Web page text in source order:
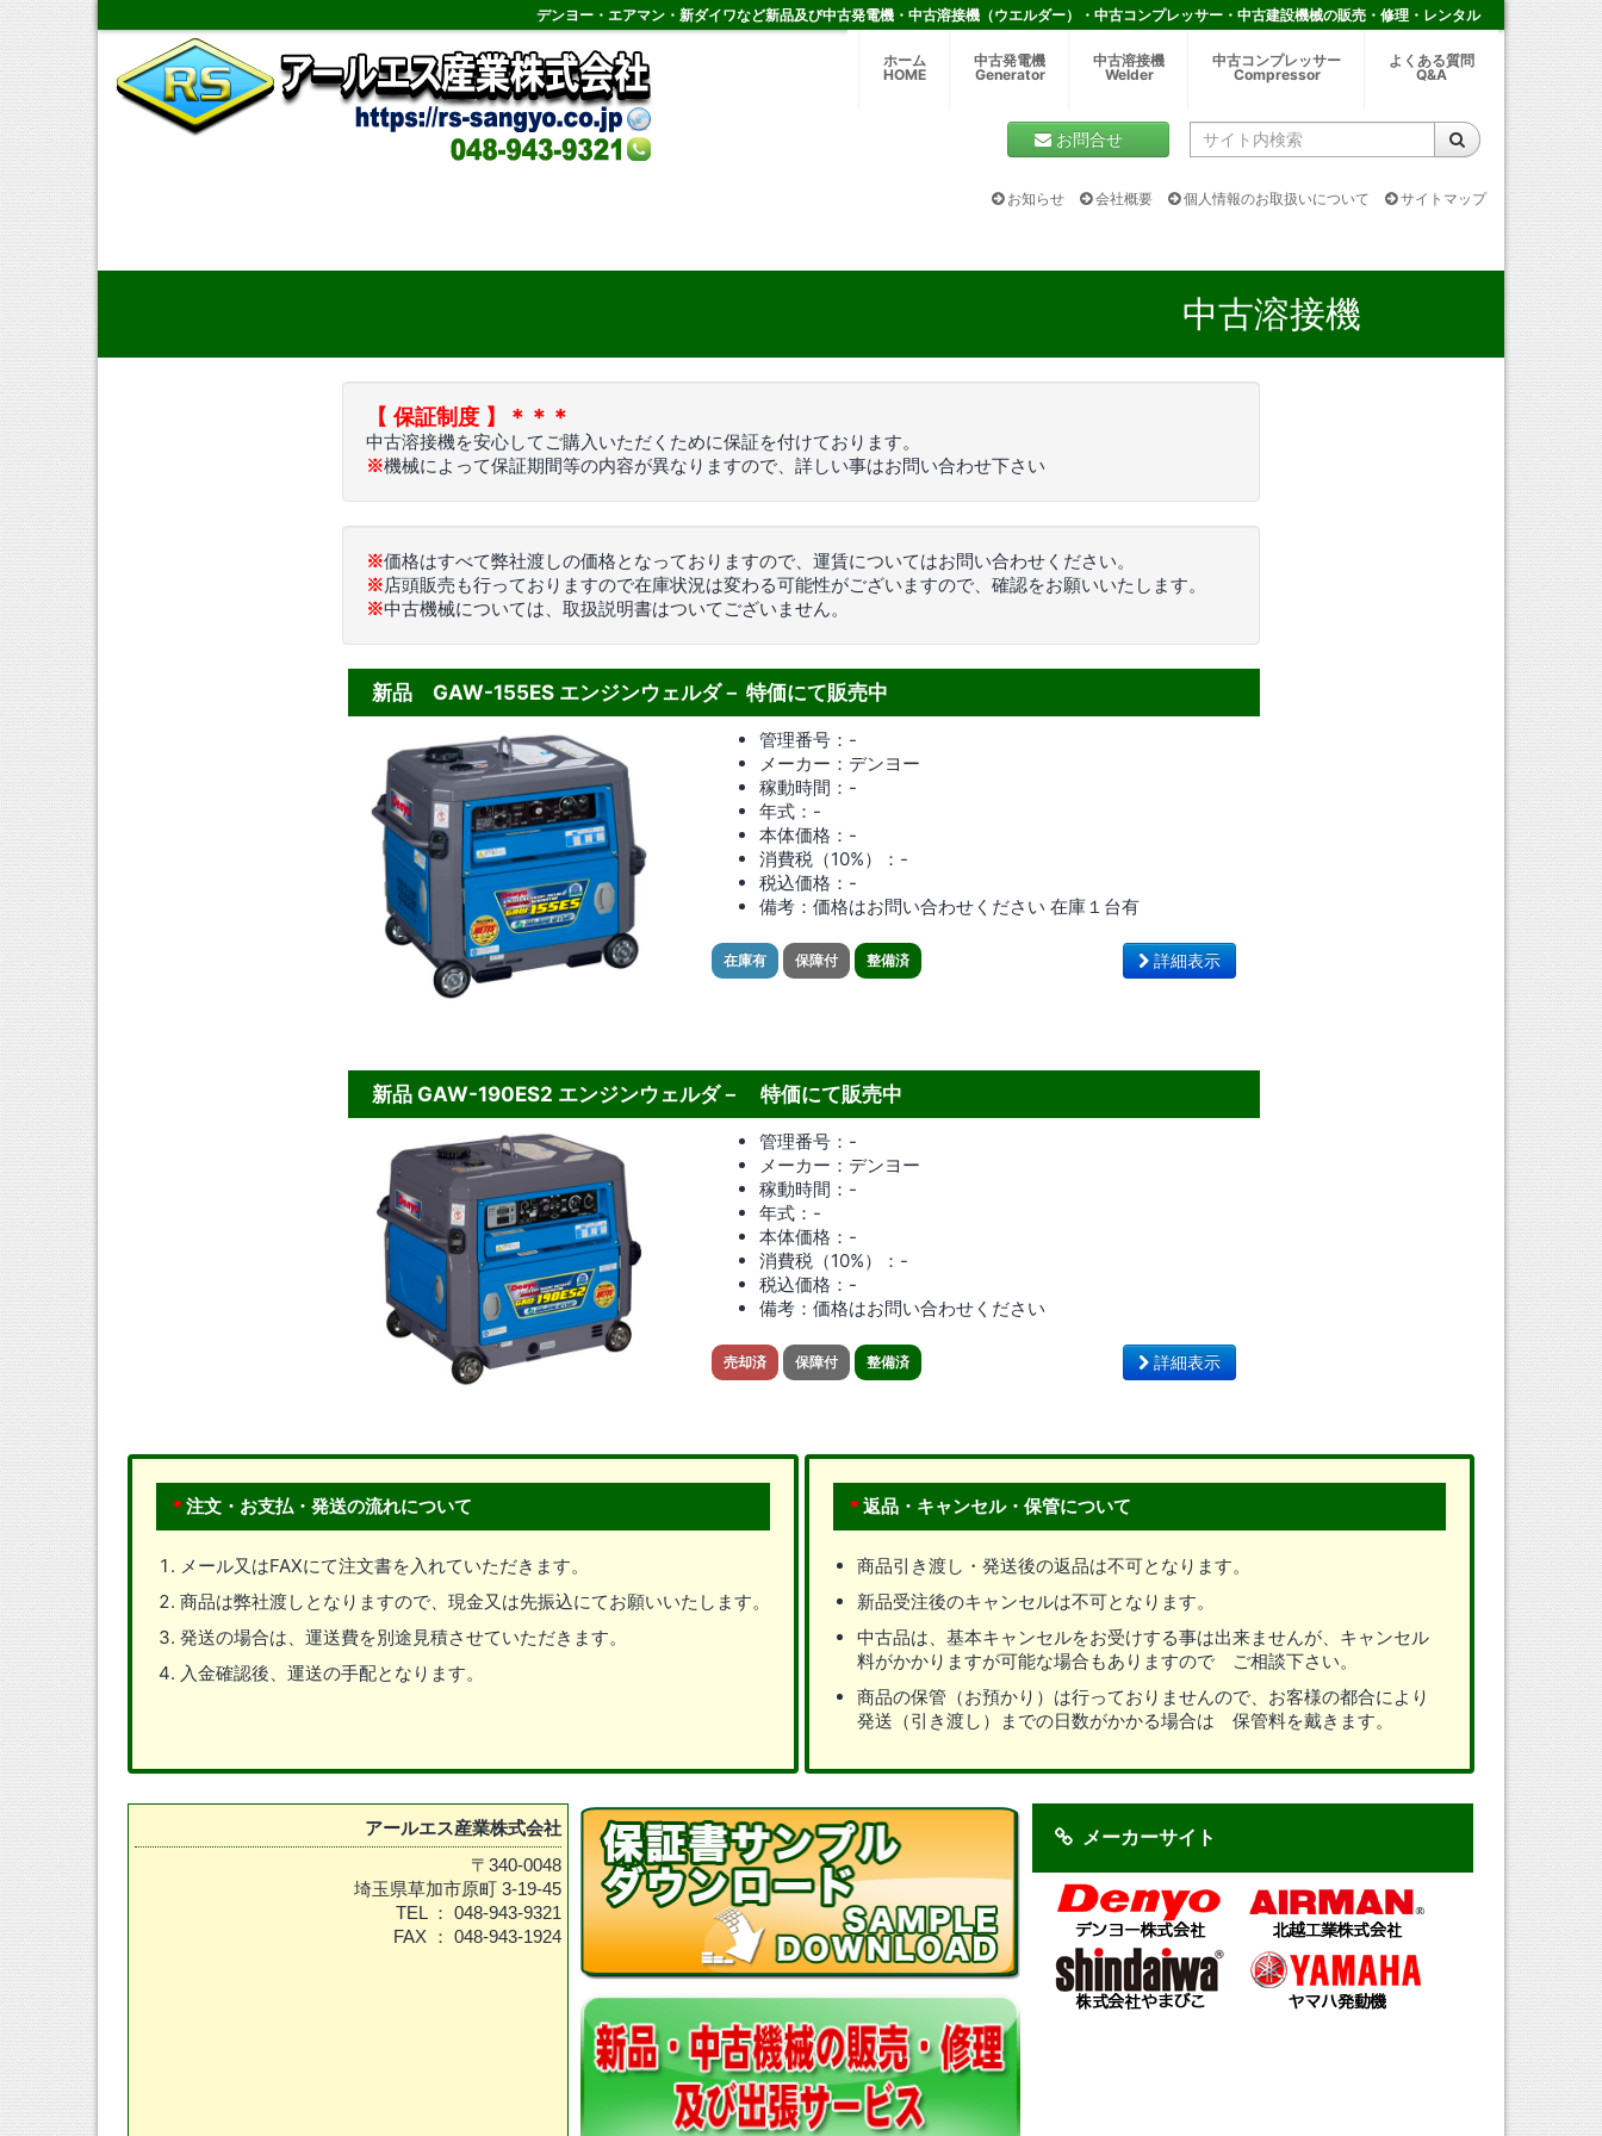
ン
デンヨー・エアマン・新ダイワなど新品及び中古発電機・中古溶接機（ウエルダー）・中古コンプレッサー・中古建設機械の販売・修理・レンタル
ホーム
HOME
中古発電機
Generator
中古溶接機
Welder
中古コンプレッサー
Compressor
よくある質問
Q&A
お問合せ
お知らせ 会社概要 個人情報のお取扱いについて サイトマップ
中古溶接機
【 保証制度 】＊＊＊
中古溶接機を安心してご購入いただくために保証を付けております。
※機械によって保証期間等の内容が異なりますので、詳しい事はお問い合わせ下さい
※価格はすべて弊社渡しの価格となっておりますので、運賃についてはお問い合わせください。
※店頭販売も行っておりますので在庫状況は変わる可能性がございますので、確認をお願いいたします。
※中古機械については、取扱説明書はついてございません。
新品 GAW-155ES エンジンウェルダ－ 特価にて販売中
管理番号：-
メーカー：デンヨー
稼動時間：-
年式：-
本体価格：-
消費税（10%）：-
税込価格：-
備考：価格はお問い合わせください 在庫１台有
在庫有 保障付 整備済 詳細表示
新品 GAW-190ES2 エンジンウェルダ－ 特価にて販売中
管理番号：-
メーカー：デンヨー
稼動時間：-
年式：-
本体価格：-
消費税（10%）：-
税込価格：-
備考：価格はお問い合わせください
売却済 保障付 整備済 詳細表示
＊ 注文・お支払・発送の流れについて
メール又はFAXにて注文書を入れていただきます。
商品は弊社渡しとなりますので、現金又は先振込にてお願いいたします。
発送の場合は、運送費を別途見積させていただきます。
入金確認後、運送の手配となります。
＊ 返品・キャンセル・保管について
商品引き渡し・発送後の返品は不可となります。
新品受注後のキャンセルは不可となります。
中古品は、基本キャンセルをお受けする事は出来ませんが、キャンセル
料がかかりますが可能な場合もありますので ご相談下さい。
商品の保管（お預かり）は行っておりませんので、お客様の都合により
発送（引き渡し）までの日数がかかる場合は 保管料を戴きます。
アールエス産業株式会社
〒340-0048
埼玉県草加市原町 3-19-45
TEL ： 048-943-9321
FAX ： 048-943-1924
メーカーサイト